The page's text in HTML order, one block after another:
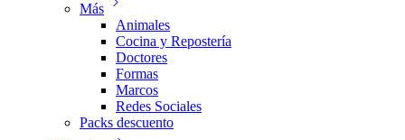
Más
Animales
Cocina y Repostería
Doctores
Formas
Marcos
Redes Sociales
Packs descuento